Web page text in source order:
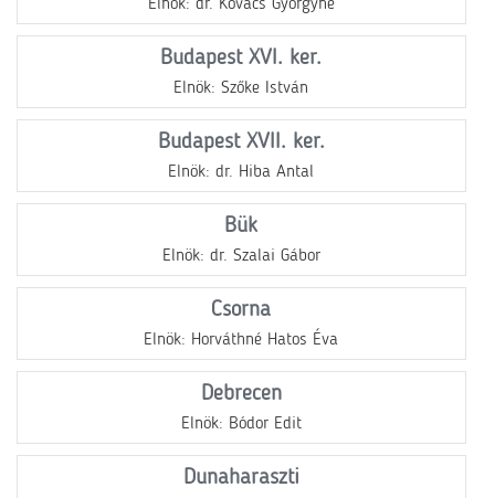
Elnök: dr. Kovács Györgyné
Budapest XVI. ker.
Elnök: Szőke István
Budapest XVII. ker.
Elnök: dr. Hiba Antal
Bük
Elnök: dr. Szalai Gábor
Csorna
Elnök: Horváthné Hatos Éva
Debrecen
Elnök: Bódor Edit
Dunaharaszti